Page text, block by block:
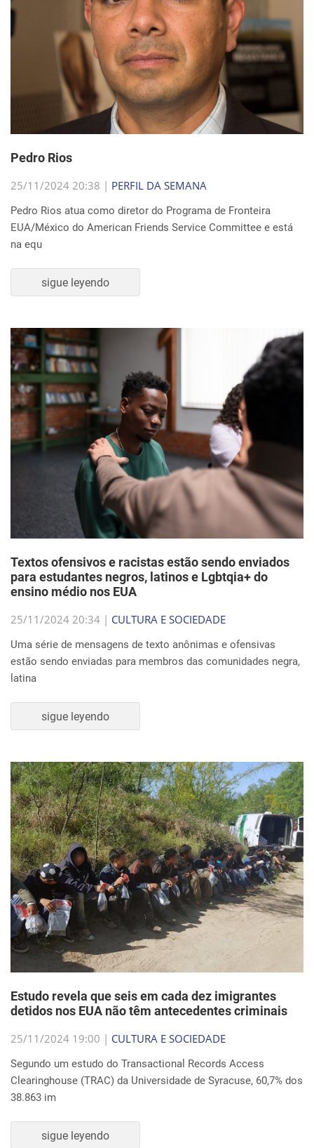
Pedro Rios
25/11/2024 20:38 | PERFIL DA SEMANA
Pedro Rios atua como diretor do Programa de Fronteira
EUA/México do American Friends Service Committee e está
na equ
sigue leyendo
Textos ofensivos e racistas estão sendo enviados
para estudantes negros, latinos e Lgbtqia+ do
ensino médio nos EUA
25/11/2024 20:34 | CULTURA E SOCIEDADE
Uma série de mensagens de texto anônimas e ofensivas
estão sendo enviadas para membros das comunidades negra,
latina
sigue leyendo
Estudo revela que seis em cada dez imigrantes
detidos nos EUA não têm antecedentes criminais
25/11/2024 19:00 | CULTURA E SOCIEDADE
Segundo um estudo do Transactional Records Access
Clearinghouse (TRAC) da Universidade de Syracuse, 60,7% dos
38.863 im
sigue leyendo